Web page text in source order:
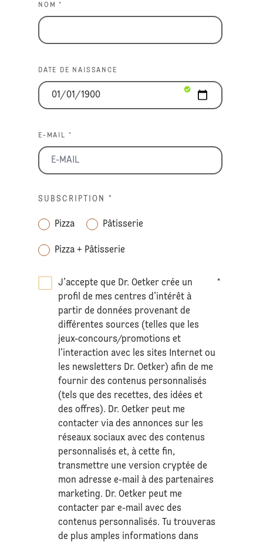
NOM *
DATE DE NAISSANCE
E-MAIL *
SUBSCRIPTION *
Pizza Pâtisserie
Pizza + Pâtisserie
J’accepte que Dr. Oetker crée un
profil de mes centres d’intérêt à
partir de données provenant de
différentes sources (telles que les
jeux-concours/promotions et
l’interaction avec les sites Internet ou
les newsletters Dr. Oetker) afin de me
fournir des contenus personnalisés
(tels que des recettes, des idées et
des offres). Dr. Oetker peut me
contacter via des annonces sur les
réseaux sociaux avec des contenus
personnalisés et, à cette fin,
transmettre une version cryptée de
mon adresse e-mail à des partenaires
marketing. Dr. Oetker peut me
contacter par e-mail avec des
contenus personnalisés. Tu trouveras
de plus amples informations dans
*